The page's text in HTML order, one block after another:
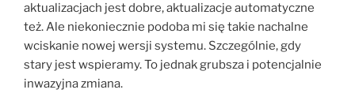
aktualizacjach jest dobre, aktualizacje automatyczne
też. Ale niekoniecznie podoba mi się takie nachalne
wciskanie nowej wersji systemu. Szczególnie, gdy
stary jest wspieramy. To jednak grubsza i potencjalnie
inwazyjna zmiana.